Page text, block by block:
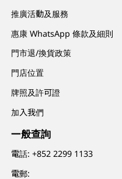
推廣活動及服務
惠康 WhatsApp 條款及細則
門市退/換貨政策
門店位置
牌照及許可證
加入我們
一般查詢
電話:+852 2299 1133
電郵: